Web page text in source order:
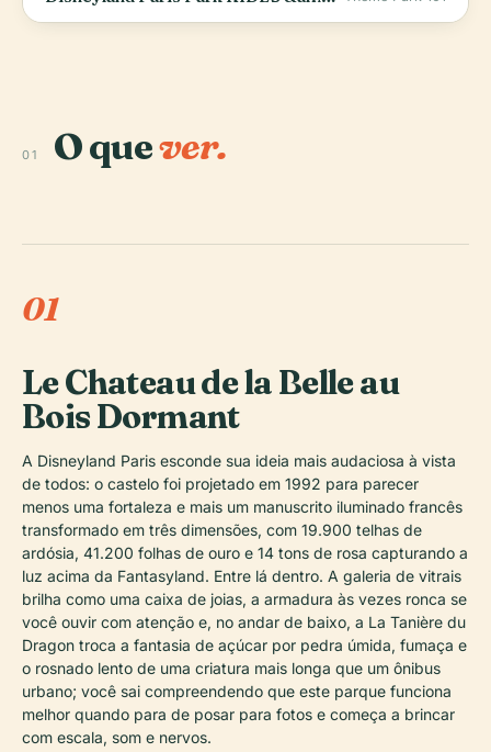
01 O quever.
01
Le Chateau de la Belle au
Bois Dormant
A Disneyland Paris esconde sua ideia mais audaciosa à vista
de todos: o castelo foi projetado em 1992 para parecer
menos uma fortaleza e mais um manuscrito iluminado francês
transformado em três dimensões, com 19.900 telhas de
ardósia, 41.200 folhas de ouro e 14 tons de rosa capturando a
luz acima da Fantasyland. Entre lá dentro. A galeria de vitrais
brilha como uma caixa de joias, a armadura às vezes ronca se
você ouvir com atenção e, no andar de baixo, a La Tanière du
Dragon troca a fantasia de açúcar por pedra úmida, fumaça e
o rosnado lento de uma criatura mais longa que um ônibus
urbano; você sai compreendendo que este parque funciona
melhor quando para de posar para fotos e começa a brincar
com escala, som e nervos.